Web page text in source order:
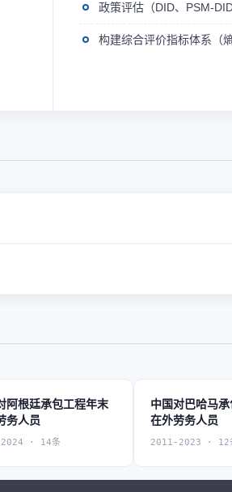
政策评估（DID、PSM-
构建综合评价指标体系（
阿根廷承包工程年末
务人员
· 14条
中国对巴哈马
在外劳务人员
2011-2023 · 12